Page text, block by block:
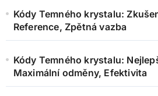
Kódy Temného krystalu:
Reference, Zpětná vazba
Kódy Temného krystalu:
Maximální odměny, Efektivita